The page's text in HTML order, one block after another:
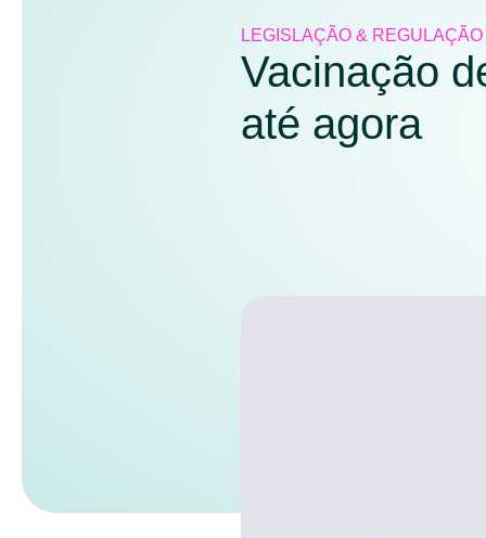
LEGISLAÇÃO & REGULAÇÃO
Vacinação
até agora